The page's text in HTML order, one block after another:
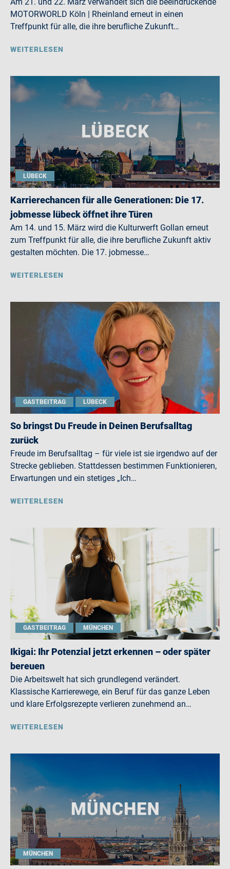
MOTORWORLD Köln | Rheinland erneut in einen
Treffpunkt für alle, die ihre berufliche Zukunft…
WEITERLESEN
LÜBECK
Karrierechancen für alle Generationen: Die 17.
jobmesse lübeck öffnet ihre Türen
Am 14. und 15. März wird die Kulturwerft Gollan erneut
zum Treffpunkt für alle, die ihre berufliche Zukunft aktiv
gestalten möchten. Die 17. jobmesse…
WEITERLESEN
GASTBEITRAG LÜBECK
So bringst Du Freude in Deinen Berufsalltag
zurück
Freude im Berufsalltag – für viele ist sie irgendwo auf der
Strecke geblieben. Stattdessen bestimmen Funktionieren,
Erwartungen und ein stetiges „Ich…
WEITERLESEN
GASTBEITRAG MÜNCHEN
Ikigai: Ihr Potenzial jetzt erkennen – oder später
bereuen
Die Arbeitswelt hat sich grundlegend verändert.
Klassische Karrierewege, ein Beruf für das ganze Leben
und klare Erfolgsrezepte verlieren zunehmend an…
WEITERLESEN
MÜNCHEN